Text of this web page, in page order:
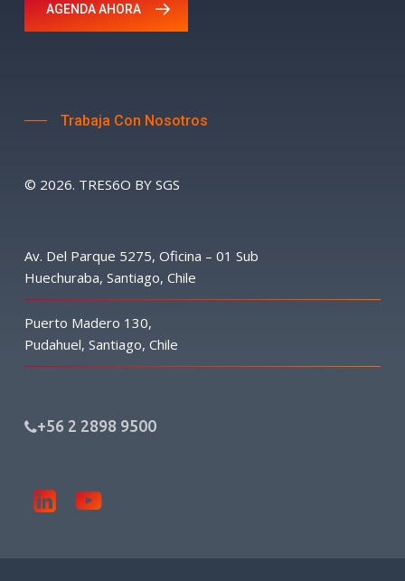
AGENDA AHORA
Trabaja Con Nosotros
© 2026. TRES6O BY SGS
Av. Del Parque 5275, Oficina – 01 Sub
Huechuraba, Santiago, Chile
Puerto Madero 130,
Pudahuel, Santiago, Chile
+56 2 2898 9500